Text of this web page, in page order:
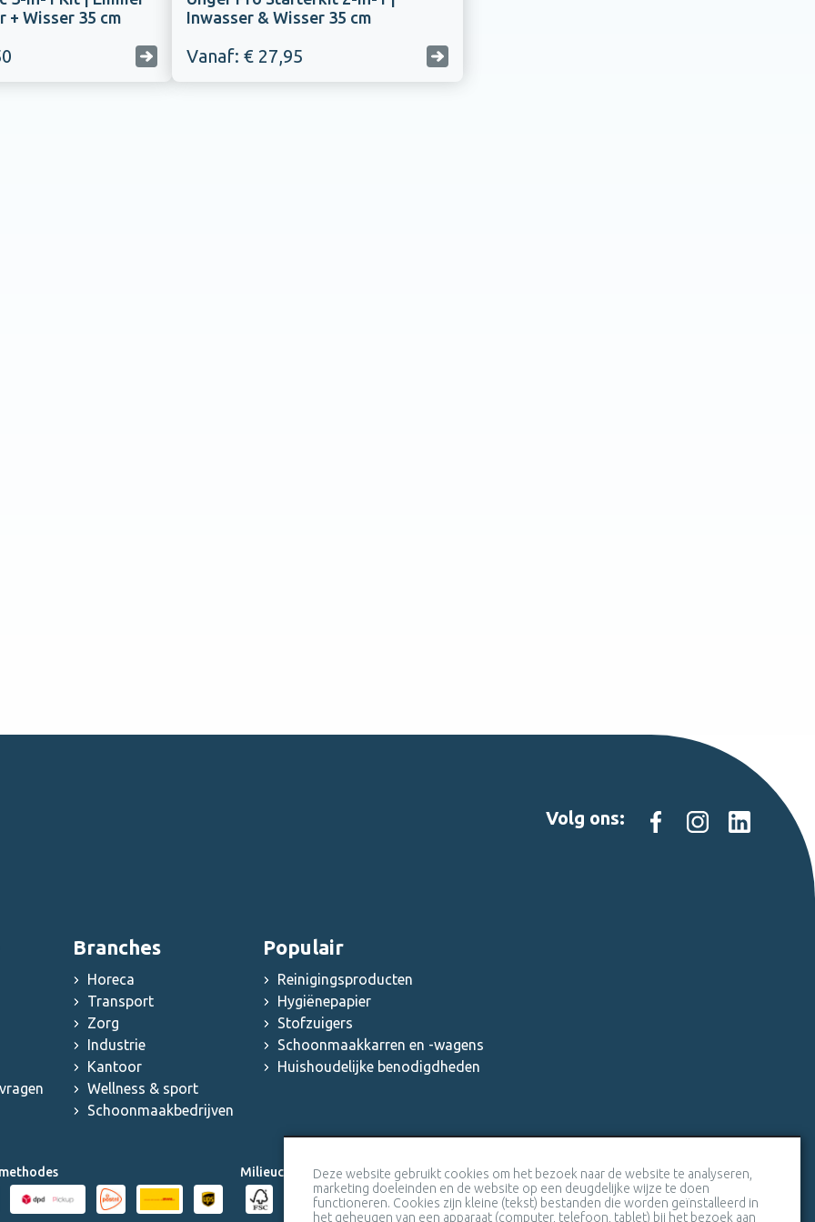
+ Wisser 35 cm
Inwasser & Wisser 35 cm
Vanaf: € 27,95
Volg ons:
Branches
Horeca
Transport
Zorg
Industrie
Kantoor
Wellness & sport
Schoonmaakbedrijven
Populair
Reinigingsproducten
Hygiënepapier
Stofzuigers
Schoonmaakkarren en -wagens
Huishoudelijke benodigdheden
Milieucertificaten Veiligheidscertificaat SSL
Deze website gebruikt cookies om het bezoek naar de website te analyseren,
marketing doeleinden en de website op een deugdelijke wijze te doen
functioneren. Cookies zijn kleine (tekst) bestanden die worden geïnstalleerd in
het geheugen van een apparaat (computer, telefoon, tablet) bij het bezoek aan